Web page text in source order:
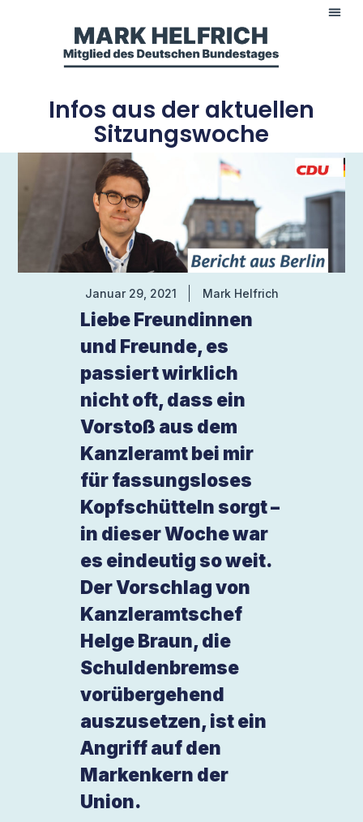
Infos aus der aktuellen
Sitzungswoche
Januar 29, 2021 Mark Helfrich
Liebe Freundinnen
und Freunde, es
passiert wirklich
nicht oft, dass ein
Vorstoß aus dem
Kanzleramt bei mir
für fassungsloses
Kopfschütteln sorgt –
in dieser Woche war
es eindeutig so weit.
Der Vorschlag von
Kanzleramtschef
Helge Braun, die
Schuldenbremse
vorübergehend
auszusetzen, ist ein
Angriff auf den
Markenkern der
Union.